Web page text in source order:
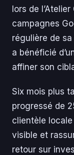
lors de
campagnes
régulière de
a bénéficié
affiner son
Six mois plus
progressé de
clientèle
visible et
retour sur